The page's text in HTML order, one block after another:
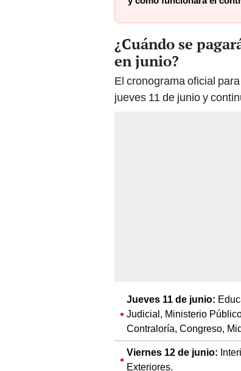
¿Cuándo se
en junio?
El cronograma oficial
jueves 11 de junio y
Jueves 11 de junio:
Judicial, Ministerio
Contraloría, Congreso,
Viernes 12 de junio:
Exteriores.